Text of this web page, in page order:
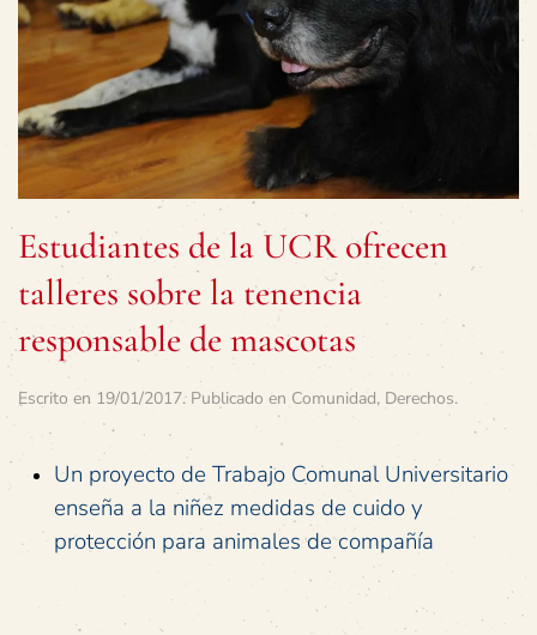
Estudiantes de la UCR ofrecen
talleres sobre la tenencia
responsable de mascotas
Escrito en 19/01/2017. Publicado en Comunidad, Derechos.
Un proyecto de Trabajo Comunal Universitario
enseña a la niñez medidas de cuido y
protección para animales de compañía